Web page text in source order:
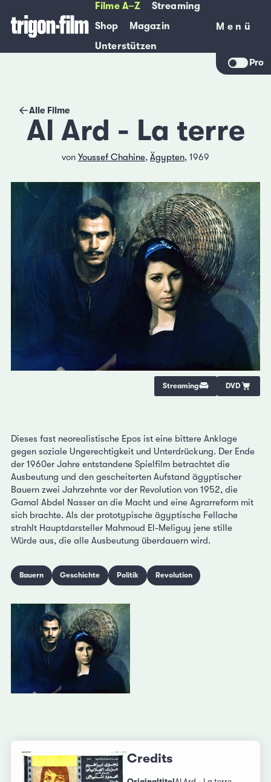
Filme A–Z
Streaming
Shop
Magazin
Unterstützen
Menü
Menü
Pro
Alle Filme
Al Ard - La terre
von Youssef Chahine, Ägypten, 1969
Streaming DVD
Dieses fast neorealistische Epos ist eine bittere Anklage
gegen soziale Ungerechtigkeit und Unterdrückung. Der Ende
der 1960er Jahre entstandene Spielfilm betrachtet die
Ausbeutung und den gescheiterten Aufstand ägyptischer
Bauern zwei Jahrzehnte vor der Revolution von 1952, die
Gamal Abdel Nasser an die Macht und eine Agrarreform mit
sich brachte. Als der prototypische ägyptische Fellache
strahlt Hauptdarsteller Mahmoud El-Meliguy jene stille
Würde aus, die alle Ausbeutung überdauern wird.
Bauern Geschichte Politik Revolution
Credits